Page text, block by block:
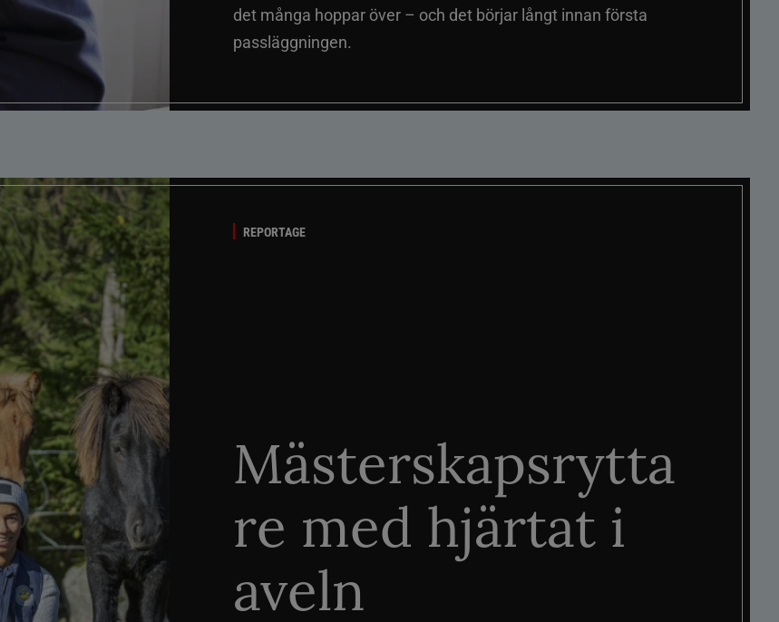
det många hoppar över – och det börjar långt innan första
passläggningen.
REPORTAGE
Mästerskapsrytta
re med hjärtat i
aveln